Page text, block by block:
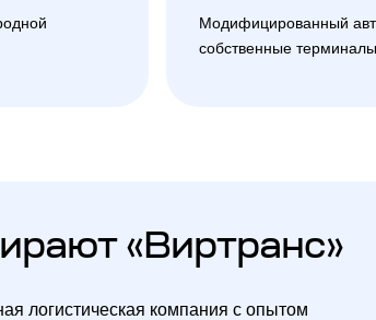
Модифицированный
собственные терминалы
«Виртранс»
логистическая компания с опытом